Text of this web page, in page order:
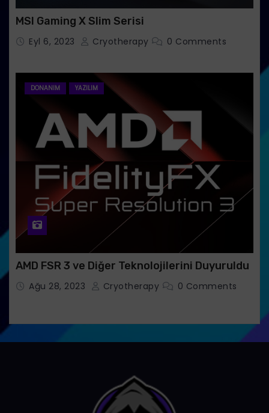
MSI Gaming X Slim Serisi
Eyl 6, 2023 Cryotherapy 0 Comments
DONANIM YAZILIM
AMD FSR 3 ve Diğer Teknolojilerini Duyuruldu
Ağu 28, 2023 Cryotherapy 0 Comments